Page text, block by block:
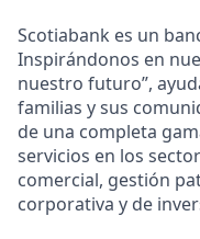
Scotiabank es un
Inspirándonos en
nuestro futuro”,
familias y sus
de una completa
servicios en los
comercial, gestión
corporativa y de